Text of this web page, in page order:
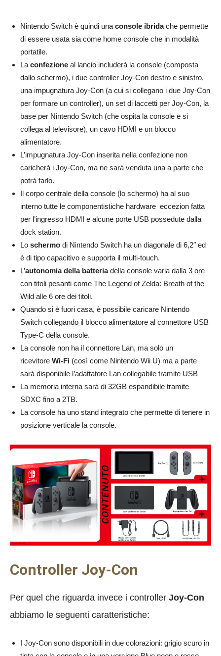
Nintendo Switch è quindi una console ibridache permette
di essere usata sia come home console che in modalità
portatile.
La confezione al lancio includerà la console (composta
dallo schermo), i due controller Joy-Con destro e sinistro,
una impugnatura Joy-Con (a cui si collegano i due Joy-Con
per formare un controller), un set di laccetti per Joy-Con, la
base per Nintendo Switch (che ospita la console e si
collega al televisore), un cavo HDMI e un blocco
alimentatore.
L’impugnatura Joy-Con inserita nella confezione non
caricherà i Joy-Con, ma ne sarà venduta una a parte che
potrà farlo.
Il corpo centrale della console (lo schermo) ha al suo
interno tutte le componentistiche hardware eccezion fatta
per l’ingresso HDMI e alcune porte USB possedute dalla
dock station.
Lo schermo di Nintendo Switch ha un diagonale di 6,2″ ed
è di tipo capacitivo e supporta il multi-touch.
L’autonomia della batteriadella console varia dalla 3 ore
con titoli pesanti come The Legend of Zelda: Breath of the
Wild alle 6 ore dei titoli.
Quando si è fuori casa, è possibile caricare Nintendo
Switch collegando il blocco alimentatore al connettore USB
Type-C della console.
La console non ha il connettore Lan, ma solo un
ricevitore Wi-Fi (così come Nintendo Wii U) ma a parte
sarà disponibile l’adattatore Lan collegabile tramite USB
La memoria interna sarà di 32GB espandibile tramite
SDXC fino a 2TB.
La console ha uno stand integrato che permette di tenere in
posizione verticale la console.
Controller Joy-Con
Per quel che riguarda invece i controller Joy-Con
abbiamo le seguenti caratteristiche:
I Joy-Con sono disponibili in due colorazioni: grigio scuro in